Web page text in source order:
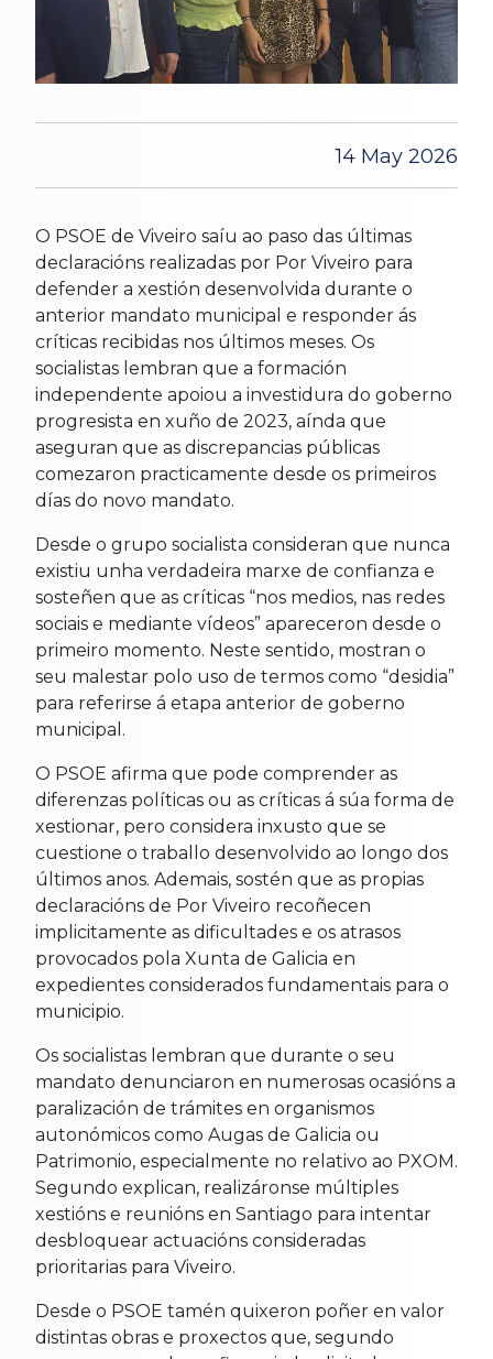
14 May 2026
O PSOE de Viveiro saíu ao paso das últimas
declaracións realizadas por Por Viveiro para
defender a xestión desenvolvida durante o
anterior mandato municipal e responder ás
críticas recibidas nos últimos meses. Os
socialistas lembran que a formación
independente apoiou a investidura do goberno
progresista en xuño de 2023, aínda que
aseguran que as discrepancias públicas
comezaron practicamente desde os primeiros
días do novo mandato.
Desde o grupo socialista consideran que nunca
existiu unha verdadeira marxe de confianza e
sosteñen que as críticas “nos medios, nas redes
sociais e mediante vídeos” apareceron desde o
primeiro momento. Neste sentido, mostran o
seu malestar polo uso de termos como “desidia”
para referirse á etapa anterior de goberno
municipal.
O PSOE afirma que pode comprender as
diferenzas políticas ou as críticas á súa forma de
xestionar, pero considera inxusto que se
cuestione o traballo desenvolvido ao longo dos
últimos anos. Ademais, sostén que as propias
declaracións de Por Viveiro recoñecen
implicitamente as dificultades e os atrasos
provocados pola Xunta de Galicia en
expedientes considerados fundamentais para o
municipio.
Os socialistas lembran que durante o seu
mandato denunciaron en numerosas ocasións a
paralización de trámites en organismos
autonómicos como Augas de Galicia ou
Patrimonio, especialmente no relativo ao PXOM.
Segundo explican, realizáronse múltiples
xestións e reunións en Santiago para intentar
desbloquear actuacións consideradas
prioritarias para Viveiro.
Desde o PSOE tamén quixeron poñer en valor
distintas obras e proxectos que, segundo